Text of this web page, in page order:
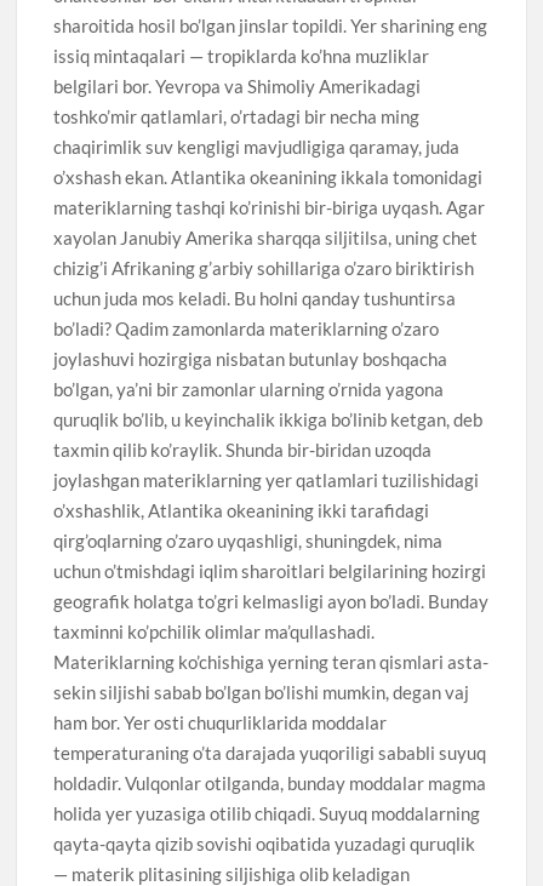
sharoitida hosil bo’lgan jinslar topildi. Yer sharining eng
issiq mintaqalari — tropiklarda ko’hna muzliklar
belgilari bor. Yevropa va Shimoliy Amerikadagi
toshko’mir qatlamlari, o’rtadagi bir necha ming
chaqirimlik suv kengligi mavjudligiga qaramay, juda
o’xshash ekan. Atlantika okeanining ikkala tomonidagi
materiklarning tashqi ko’rinishi bir-biriga uyqash. Agar
xayolan Janubiy Amerika sharqqa siljitilsa, uning chet
chizig’i Afrikaning g’arbiy sohillariga o’zaro biriktirish
uchun juda mos keladi. Bu holni qanday tushuntirsa
bo’ladi? Qadim zamonlarda materiklarning o’zaro
joylashuvi hozirgiga nisbatan butunlay boshqacha
bo’lgan, ya’ni bir zamonlar ularning o’rnida yagona
quruqlik bo’lib, u keyinchalik ikkiga bo’linib ketgan, deb
taxmin qilib ko’raylik. Shunda bir-biridan uzoqda
joylashgan materiklarning yer qatlamlari tuzilishidagi
o’xshashlik, Atlantika okeanining ikki tarafidagi
qirg’oqlarning o’zaro uyqashligi, shuningdek, nima
uchun o’tmishdagi iqlim sharoitlari belgilarining hozirgi
geografik holatga to’gri kelmasligi ayon bo’ladi. Bunday
taxminni ko’pchilik olimlar ma’qullashadi.
Materiklarning ko’chishiga yerning teran qismlari asta-
sekin siljishi sabab bo’lgan bo’lishi mumkin, degan vaj
ham bor. Yer osti chuqurliklarida moddalar
temperaturaning o’ta darajada yuqoriligi sababli suyuq
holdadir. Vulqonlar otilganda, bunday moddalar magma
holida yer yuzasiga otilib chiqadi. Suyuq moddalarning
qayta-qayta qizib sovishi oqibatida yuzadagi quruqlik
— materik plitasining siljishiga olib keladigan